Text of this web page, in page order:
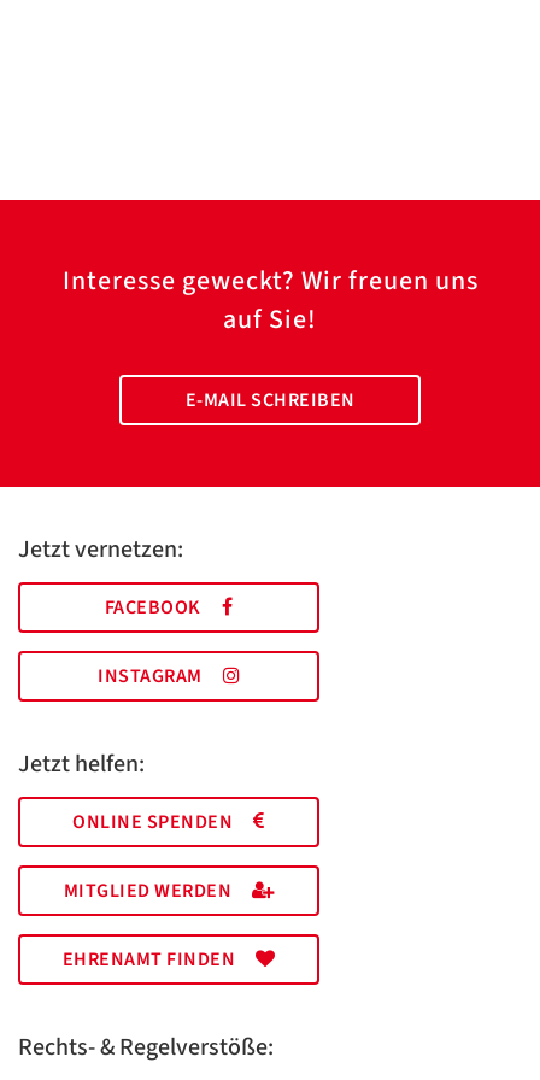
Interesse geweckt? Wir freuen uns
auf Sie!
E-MAIL SCHREIBEN
Jetzt vernetzen:
FACEBOOK
INSTAGRAM
Jetzt helfen:
ONLINE SPENDEN
MITGLIED WERDEN
EHRENAMT FINDEN
Rechts- & Regelverstöße: